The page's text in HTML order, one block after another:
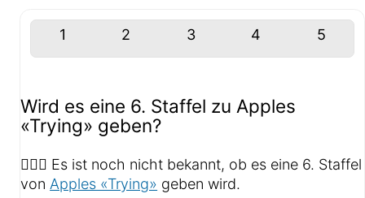
1 2 3 4 5
Wird es eine 6. Staffel zu Apples
«Trying» geben?
🤷🏻‍♂️ Es ist noch nicht bekannt, ob es eine 6. Staffel
von Apples «Trying» geben wird.